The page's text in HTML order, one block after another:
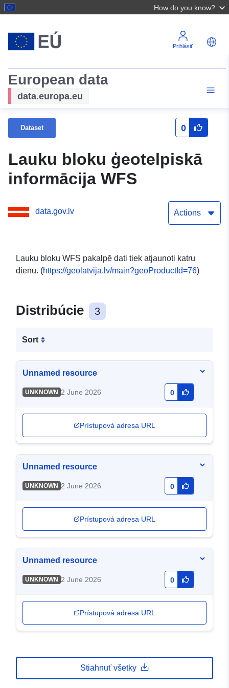
How do you know?
Prihlásiť
European data
data.europa.eu
Dataset 0
Lauku bloku ģeotelpiskā
informācija WFS
data.gov.lv Actions
Lauku bloku WFS pakalpē dati tiek atjaunoti katru
dienu. (https://geolatvija.lv/main?geoProductId=76)
Distribúcie 3
Sort
Unnamed resource
UNKNOWN 2 June 2026 0
Prístupová adresa URL
Unnamed resource
UNKNOWN 2 June 2026 0
Prístupová adresa URL
Unnamed resource
UNKNOWN 2 June 2026 0
Prístupová adresa URL
Stiahnuť všetky